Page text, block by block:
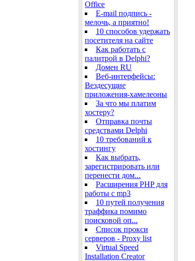
Office
E-mail подпись -
мелочь, а приятно!
10 способов удержать
посетителя на сайте
Как работать с
палитрой в Delphi?
Домен RU
Веб-интерфейсы:
Вездесущие
приложения-хамелеоны
За что мы платим
хостеру?
Отправка почты
средствами Delphi
10 требований к
хостингу
Как выбрать,
зарегистрировать или
перенести дом...
Расширения PHP для
работы с mp3
10 путей получения
траффика помимо
поисковой оп...
Cписок прокси
серверов - Proxy list
Virtual Speed
Installation Creator